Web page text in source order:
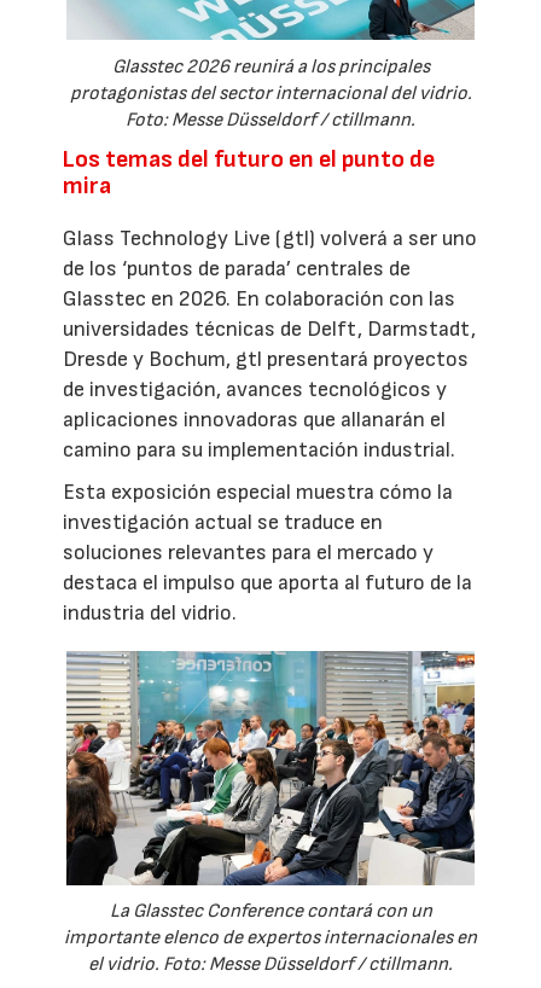
Glasstec 2026 reunirá a los principales
protagonistas del sector internacional del vidrio.
Foto: Messe Düsseldorf / ctillmann.
Los temas del futuro en el punto de
mira
Glass Technology Live (gtl) volverá a ser uno
de los ‘puntos de parada’ centrales de
Glasstec en 2026. En colaboración con las
universidades técnicas de Delft, Darmstadt,
Dresde y Bochum, gtl presentará proyectos
de investigación, avances tecnológicos y
aplicaciones innovadoras que allanarán el
camino para su implementación industrial.
Esta exposición especial muestra cómo la
investigación actual se traduce en
soluciones relevantes para el mercado y
destaca el impulso que aporta al futuro de la
industria del vidrio.
La Glasstec Conference contará con un
importante elenco de expertos internacionales en
el vidrio. Foto: Messe Düsseldorf / ctillmann.